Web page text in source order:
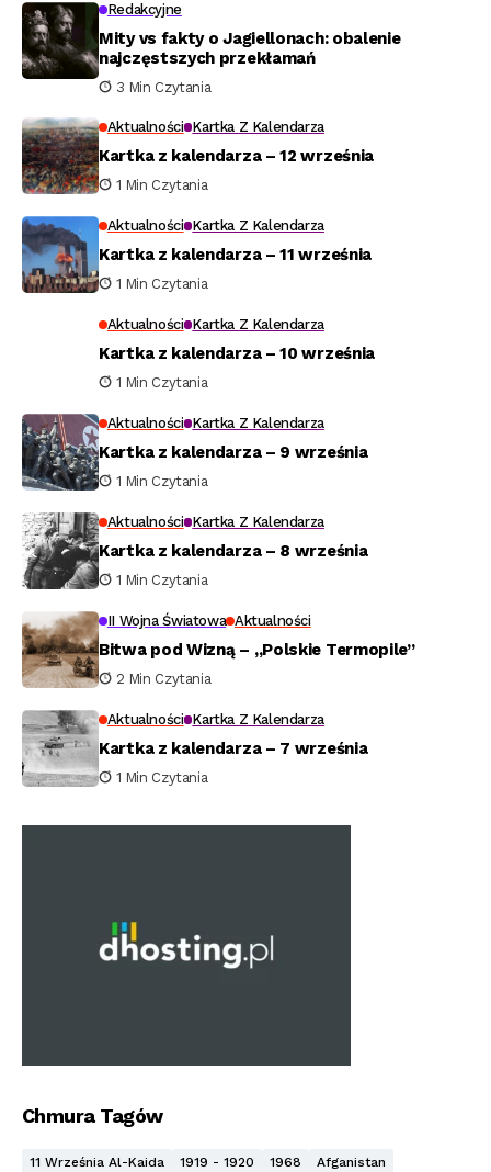
Redakcyjne
Mity vs fakty o Jagiellonach: obalenie
najczęstszych przekłamań
3 Min Czytania
Aktualności Kartka Z Kalendarza
Kartka z kalendarza – 12 września
1 Min Czytania
Aktualności Kartka Z Kalendarza
Kartka z kalendarza – 11 września
1 Min Czytania
Aktualności Kartka Z Kalendarza
Kartka z kalendarza – 10 września
1 Min Czytania
Aktualności Kartka Z Kalendarza
Kartka z kalendarza – 9 września
1 Min Czytania
Aktualności Kartka Z Kalendarza
Kartka z kalendarza – 8 września
1 Min Czytania
II Wojna Światowa Aktualności
Bitwa pod Wizną – „Polskie Termopile”
2 Min Czytania
Aktualności Kartka Z Kalendarza
Kartka z kalendarza – 7 września
1 Min Czytania
Chmura Tagów
11 Września Al-Kaida 1919 - 1920 1968
Afganistan